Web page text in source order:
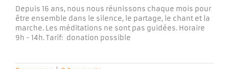
Depuis 16 ans, nous nous réunissons chaque mois pour
être ensemble dans le silence, le partage, le chant et la
marche. Les méditations ne sont pas guidées. Horaire
9h - 14h. Tarif: donation possible